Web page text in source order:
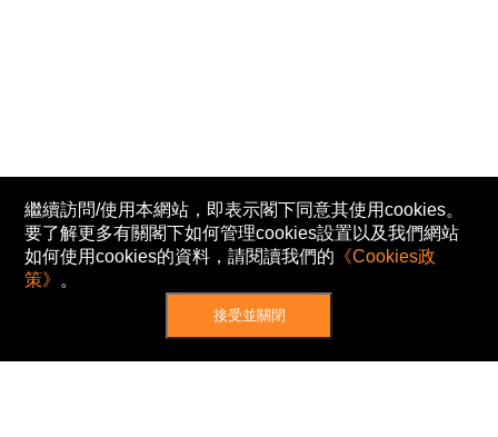
繼續訪問/使用本網站，即表示閣下同意其使用cookies。
要了解更多有關閣下如何管理cookies設置以及我們網站
如何使用cookies的資料，請閱讀我們的 《Cookies政
策》 。
接受並關閉